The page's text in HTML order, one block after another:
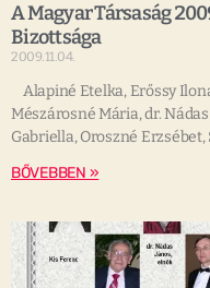
A Magyar Társaság
Bizottsága
2009.11.04.
Alapiné Etelka, Erőssy
Mészárosné Mária, dr.
Gabriella, Oroszné Erzsébet,
BŐVEBBEN »